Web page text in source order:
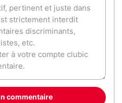
commentaire